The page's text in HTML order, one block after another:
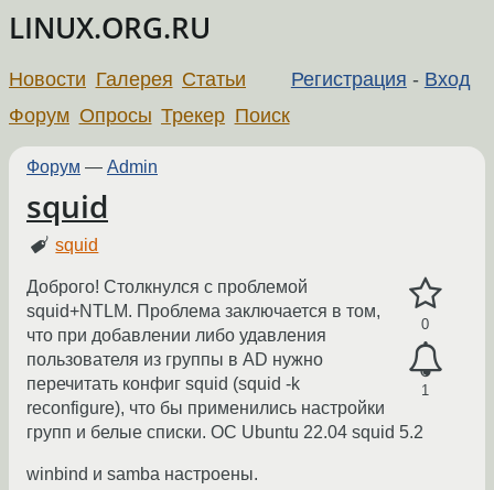
LINUX.ORG.RU
Регистрация - Вход
Новости Галерея Статьи
Форум Опросы Трекер Поиск
Форум — Admin
squid
squid
0
1
Доброго! Столкнулся с проблемой
squid+NTLM. Проблема заключается в том,
что при добавлении либо удавления
пользователя из группы в AD нужно
перечитать конфиг squid (squid -k
reconfigure), что бы применились настройки
групп и белые списки. ОC Ubuntu 22.04 squid 5.2
winbind и samba настроены.